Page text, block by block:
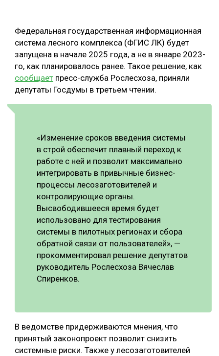
БИОЭНЕРГЕТИКА
ЛЕСОВОССТАНОВЛЕНИЕ И ЗАЩИТА
ЛОГИСТИКА
ПРОИЗВОДСТВО ДРЕВЕСНЫХ ПЛИТ
ЦБП
ЛЕСОПИЛЕНИЕ
ДЕРЕВЯННОЕ ДОМОСТРОЕНИЕ
БЕЗОПАСНОЕ ПРОИЗВОДСТВО
СОРТИРОВКА ДРЕВЕСИНЫ
СУШКА ДРЕВЕСИНЫ
ТЕМАТИЧЕСКИЕ ПРОЕКТЫ
ПОДБОРКИ СТАТЕЙ
Федеральная государственная информационная
система лесного комплекса (ФГИС ЛК) будет
запущена в начале 2025 года, а не в январе 2023-
го, как планировалось ранее. Такое решение, как
сообщает пресс-служба Рослесхоза, приняли
депутаты Госдумы в третьем чтении.
«Изменение сроков введения системы
в строй обеспечит плавный переход к
работе с ней и позволит максимально
интегрировать в привычные бизнес-
процессы лесозаготовителей и
контролирующие органы.
Высвободившееся время будет
использовано для тестирования
системы в пилотных регионах и сбора
обратной связи от пользователей», —
прокомментировал решение депутатов
руководитель Рослесхоза Вячеслав
Спиренков.
В ведомстве придерживаются мнения, что
принятый законопроект позволит снизить
системные риски. Также у лесозаготовителей